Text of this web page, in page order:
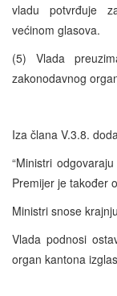
vladu potvrđuje
većinom glasova.
(5) Vlada
zakonodavnog
Iza člana V.3.8.
“Ministri
Premijer je također
Ministri snose
Vlada podnosi
organ kantona